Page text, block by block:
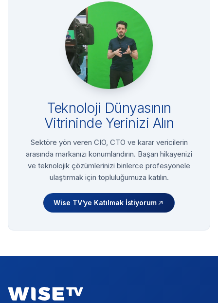
Teknoloji Dünyasının
Vitrininde Yerinizi Alın
Sektöre yön veren CIO, CTO ve karar vericilerin
arasında markanızı konumlandırın. Başarı hikayenizi
ve teknolojik çözümlerinizi binlerce profesyonele
ulaştırmak için topluluğumuza katılın.
Wise TV’ye Katılmak İstiyorum